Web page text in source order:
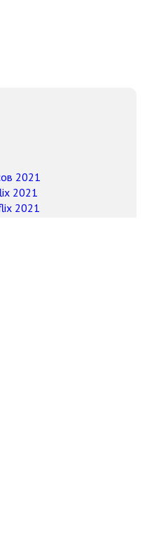
2021
2021
2021